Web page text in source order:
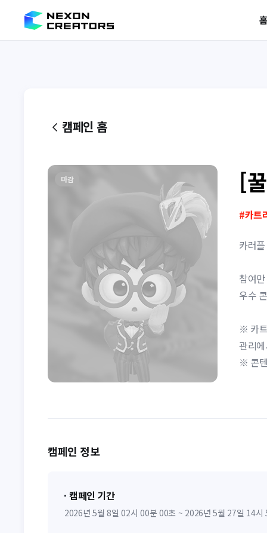
캠페인 홈
마감 [
#카트
카러
참여
우수
※ 카
관리
※ 콘
캠페인 정보
캠페인 기간
2026년 5월 8일 02시 00분 00초 ~ 2026년 5월 27일 14시